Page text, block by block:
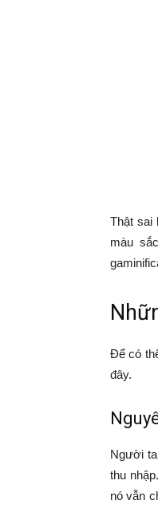
Thật sai
màu
Để có
đây.
Người
thu
nó vẫn